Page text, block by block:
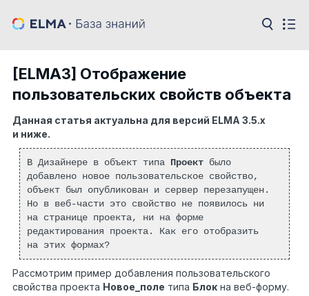
[ELMA3] Отображение
пользовательских свойств объекта
Данная статья актуальна для версий ELMA 3.5.х
и ниже.
В Дизайнере в объект типа Проект было
добавлено новое пользовательское свойство,
объект был опубликован и сервер перезапущен.
Но в веб-части это свойство не появилось ни
на странице проекта, ни на форме
редактирования проекта. Как его отобразить
на этих формах?
Рассмотрим пример добавления пользовательского
свойства проекта Новое_поле типа Блок на веб-форму.